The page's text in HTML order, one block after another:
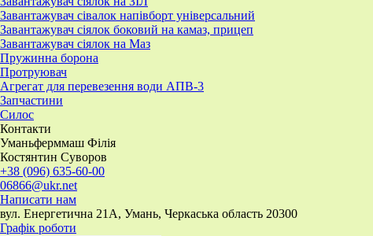
Завантажувач сівалок напівборт універсальний
Завантажувач сіялок боковий на камаз, прицеп
Завантажувач сіялок на Маз
Пружинна борона
Протруювач
Агрегат для перевезення води АПВ-3
Запчастини
Силос
Контакти
Уманьферммаш Філія
Костянтин Суворов
+38 (096) 635-60-00
06866@ukr.net
Написати нам
вул. Енергетична 21А, Умань, Черкаська область 20300
Графік роботи